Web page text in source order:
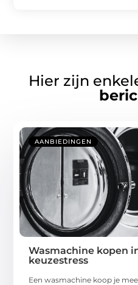
Hier zijn
AANBIEDINGEN
Wasmachine kopen
keuzestress
Een wasmachine koop je